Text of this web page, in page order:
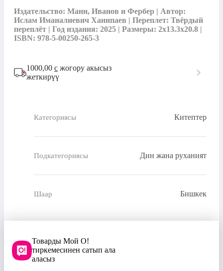
Издательство: Манн, Иванов и Фербер | Автор:
Ислам Иманалиевич Ханипаев | Переплет: Твёрдый
переплёт | Год издания: 2025 | Размеры: 2x13.3x20.8 |
ISBN: 978-5-00250-265-3
1000,00 с жогору акысыз
жеткирүү
Категориясы Китептер
Подкатегориясы Дин жана руханият
Шаар Бишкек
Товарды Мой О!
тиркемесинен сатып ала
аласыз